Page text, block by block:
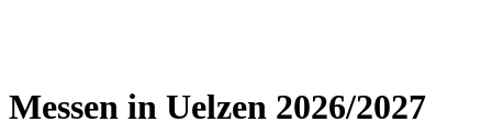
Messen in Uelzen 2026/2027